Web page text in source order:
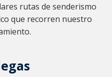
rutas de senderismo
que recorren nuestro